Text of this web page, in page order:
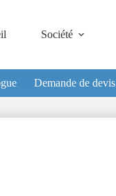
Société
Demande de devis